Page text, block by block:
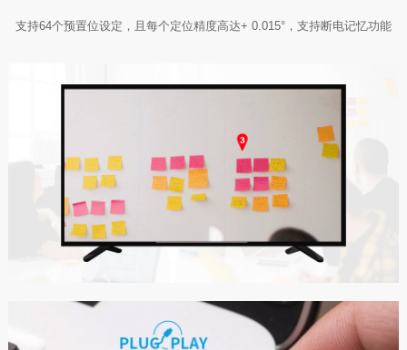
支持64个预置位设定，且每个定位精度高达+ 0.015°，支持断电记忆功能